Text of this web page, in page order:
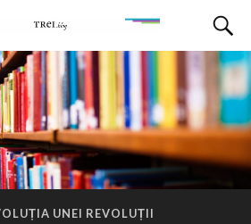
UNEI REVOLUȚII